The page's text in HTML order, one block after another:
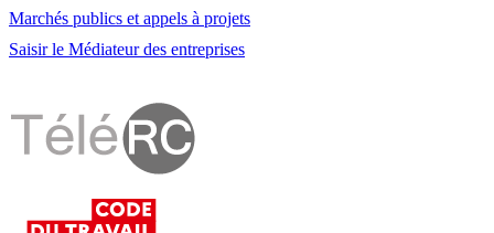
Marchés publics et appels à projets
Saisir le Médiateur des entreprises